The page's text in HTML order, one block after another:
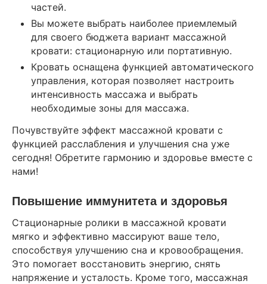
частей.
Вы можете выбрать наиболее приемлемый
для своего бюджета вариант массажной
кровати: стационарную или портативную.
Кровать оснащена функцией автоматического
управления, которая позволяет настроить
интенсивность массажа и выбрать
необходимые зоны для массажа.
Почувствуйте эффект массажной кровати с
функцией расслабления и улучшения сна уже
сегодня! Обретите гармонию и здоровье вместе с
нами!
Повышение иммунитета и здоровья
Стационарные ролики в массажной кровати
мягко и эффективно массируют ваше тело,
способствуя улучшению сна и кровообращения.
Это помогает восстановить энергию, снять
напряжение и усталость. Кроме того, массажная